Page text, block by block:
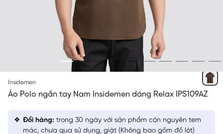
Insidemen
Áo Polo ngắn tay Nam Insidemen dáng Relax IPS109AZ
Đổi hàng: trong 30 ngày với sản phẩm còn nguyên tem
mác, chưa qua sử dụng, giặt (Không bao gồm đồ lót)